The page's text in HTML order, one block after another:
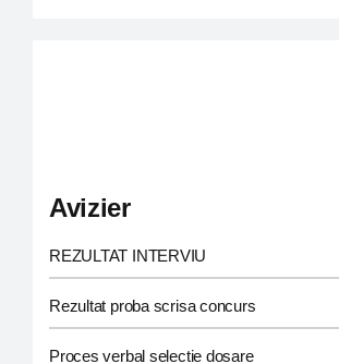
Avizier
REZULTAT INTERVIU
Rezultat proba scrisa concurs
Proces verbal selectie dosare